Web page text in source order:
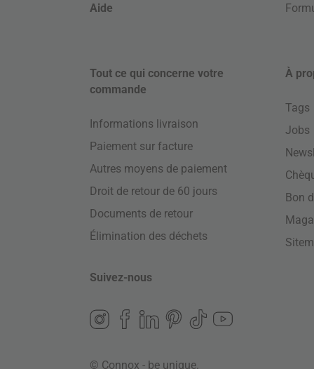
Aide
Tout ce qui concerne votre
commande
Informations livraison
Paiement sur facture
Autres moyens de paiement
Droit de retour de 60 jours
Documents de retour
Élimination des déchets
À
Tags
Jobs
Bon
Suivez-nous
© Connox - be unique.